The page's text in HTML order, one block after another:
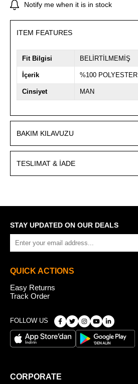
Notify me when it is in stock
ITEM FEATURES
Fit Bilgisi BELİRTİLMEMİŞ
İçerik %100 POLYESTER
Cinsiyet MAN
BAKIM KILAVUZU
TESLIMAT & İADE
STAY UPDATED ON OUR DEALS
QUICK ACTIONS
Easy Returns
Track Order
FOLLOW US
CORPORATE